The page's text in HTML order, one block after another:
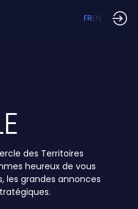
FREN
des Territoires
heureux de vous
les grandes annonces